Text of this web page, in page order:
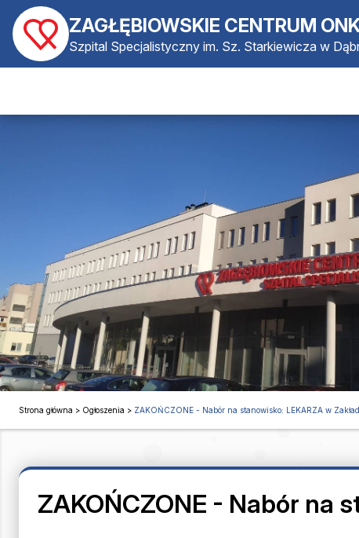
ZAGŁĘBIOWSKIE CENTRUM
Szpital Specjalistyczny im. Sz. Starkiewicza w
Strona główna > Ogłoszenia > ZAKOŃCZONE - Nabór na stanowisko: LEKARZA w
ZAKOŃCZONE - Nabór na